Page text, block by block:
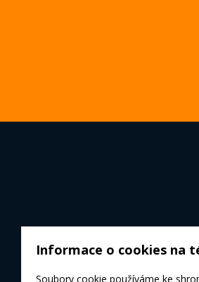
Informace o cookies na
Soubory cookie používáme ke